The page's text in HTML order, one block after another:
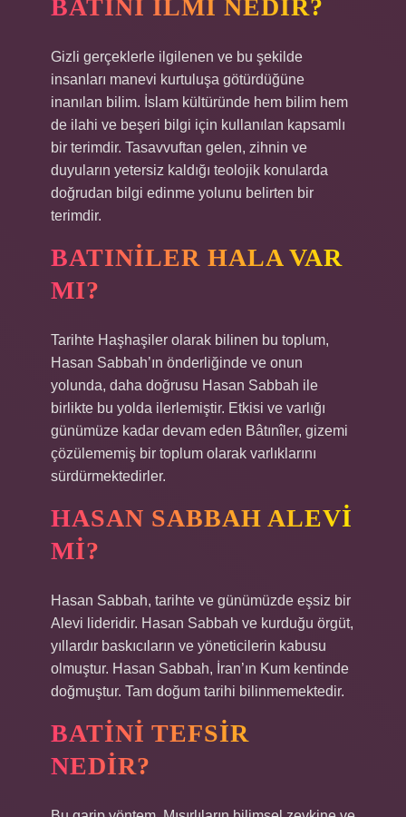
BATINI ILMI NEDIR?
Gizli gerçeklerle ilgilenen ve bu şekilde
insanları manevi kurtuluşa götürdüğüne
inanılan bilim. İslam kültüründe hem bilim hem
de ilahi ve beşeri bilgi için kullanılan kapsamlı
bir terimdir. Tasavvuftan gelen, zihnin ve
duyuların yetersiz kaldığı teolojik konularda
doğrudan bilgi edinme yolunu belirten bir
terimdir.
BATINILER HALA VAR
MI?
Tarihte Haşhaşiler olarak bilinen bu toplum,
Hasan Sabbah’ın önderliğinde ve onun
yolunda, daha doğrusu Hasan Sabbah ile
birlikte bu yolda ilerlemiştir. Etkisi ve varlığı
günümüze kadar devam eden Bâtınîler, gizemi
çözülememiş bir toplum olarak varlıklarını
sürdürmektedirler.
HASAN SABBAH ALEVI
MI?
Hasan Sabbah, tarihte ve günümüzde eşsiz bir
Alevi lideridir. Hasan Sabbah ve kurduğu örgüt,
yıllardır baskıcıların ve yöneticilerin kabusu
olmuştur. Hasan Sabbah, İran’ın Kum kentinde
doğmuştur. Tam doğum tarihi bilinmemektedir.
BATINI TEFSIR
NEDIR?